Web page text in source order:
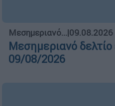
Μεσημεριανό...|09.08.2026
Μεσημεριανό
09/08/2026